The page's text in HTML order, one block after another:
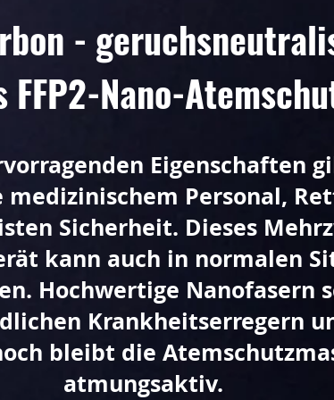
-
Nano-
Eigenschaften
medizinischem Personal,
Sicherheit. Dieses
kann auch in normalen
Hochwertige Nanofasern
Krankheitserregern
bleibt die
atmungsaktiv.